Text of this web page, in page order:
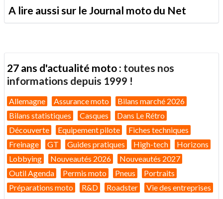
A lire aussi sur le Journal moto du Net
27 ans d'actualité moto : toutes nos
informations depuis 1999 !
Allemagne Assurance moto
Bilans marché 2026
Bilans statistiques
Casques
Dans Le Rétro
Découverte
Equipement pilote
Fiches techniques
Freinage
GT Guides pratiques High-tech
Horizons
Lobbying
Nouveautés 2026
Nouveautés 2027
Outil Agenda
Permis moto Pneus
Portraits
Préparations moto
R&D Roadster Vie des entreprises